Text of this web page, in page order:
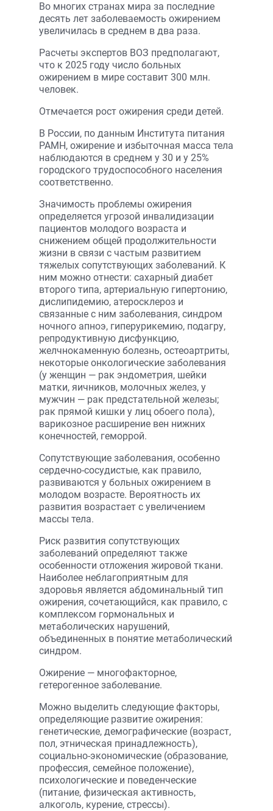
Во многих странах мира за последние
десять лет заболеваемость ожирением
увеличилась в среднем в два раза.
Расчеты экспертов ВОЗ предполагают,
что к 2025 году число больных
ожирением в мире составит 300 млн.
человек.
Отмечается рост ожирения среди детей.
В России, по данным Института питания
РАМН, ожирение и избыточная масса тела
наблюдаются в среднем у 30 и у 25%
городского трудоспособного населения
соответственно.
Значимость проблемы ожирения
определяется угрозой инвалидизации
пациентов молодого возраста и
снижением общей продолжительности
жизни в связи с частым развитием
тяжелых сопутствующих заболеваний. К
ним можно отнести: сахарный диабет
второго типа, артериальную гипертонию,
дислипидемию, атеросклероз и
связанные с ним заболевания, синдром
ночного апноэ, гиперурикемию, подагру,
репродуктивную дисфункцию,
желчнокаменную болезнь, остеоартриты,
некоторые онкологические заболевания
(у женщин — рак эндометрия, шейки
матки, яичников, молочных желез, у
мужчин — рак предстательной железы;
рак прямой кишки у лиц обоего пола),
варикозное расширение вен нижних
конечностей, геморрой.
Сопутствующие заболевания, особенно
сердечно-сосудистые, как правило,
развиваются у больных ожирением в
молодом возрасте. Вероятность их
развития возрастает с увеличением
массы тела.
Риск развития сопутствующих
заболеваний определяют также
особенности отложения жировой ткани.
Наиболее неблагоприятным для
здоровья является абдоминальный тип
ожирения, сочетающийся, как правило, с
комплексом гормональных и
метаболических нарушений,
объединенных в понятие метаболический
синдром.
Ожирение — многофакторное,
гетерогенное заболевание.
Можно выделить следующие факторы,
определяющие развитие ожирения:
генетические, демографические (возраст,
пол, этническая принадлежность),
социально-экономические (образование,
профессия, семейное положение),
психологические и поведенческие
(питание, физическая активность,
алкоголь, курение, стрессы).